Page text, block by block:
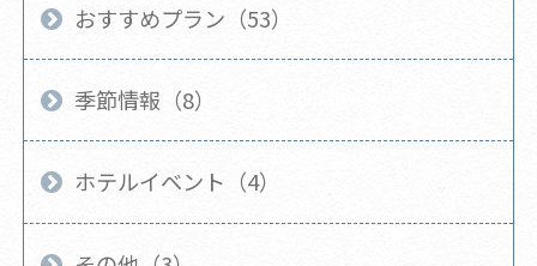
おすすめプラン（53）
季節情報（8）
ホテルイベント（4）